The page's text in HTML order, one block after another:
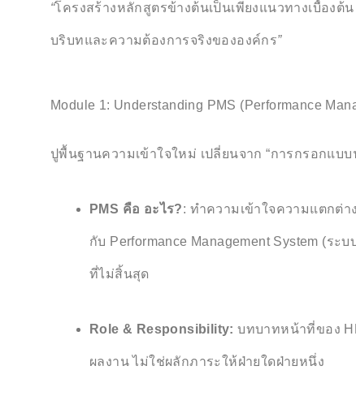
“โครงสร้างหลักสูตรข้างต้นเป็นเพียงแนวทางเบื้องต้น
บริบทและความต้องการจริงขององค์กร”
Module 1: Understanding PMS (Performance
ปูพื้นฐานความเข้าใจใหม่ เปลี่ยนจาก “การกรอกแบบ
PMS คือ อะไร?: ทำความเข้าใจความแตกต่า
กับ Performance Management System (ร
ที่ไม่สิ้นสุด
Role & Responsibility: บทบาทหน้าที่ของ
ผลงาน ไม่ใช่ผลักภาระให้ฝ่ายใดฝ่ายหนึ่ง